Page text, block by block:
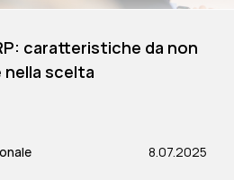
caratteristiche da non
scelta
8.07.2025